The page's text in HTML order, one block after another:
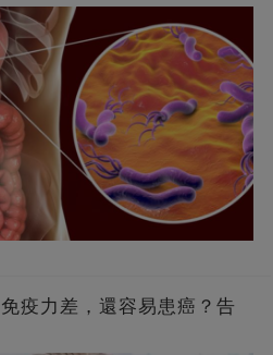
疫力差，還容易患癌？告